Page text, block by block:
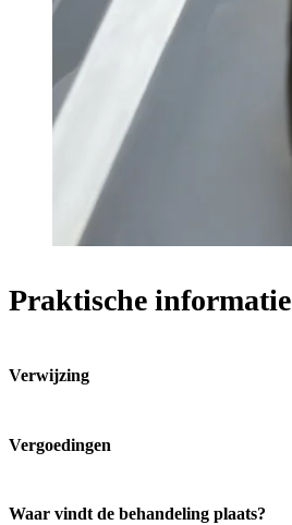
Praktische informatie
Verwijzing
Vergoedingen
Waar vindt de behandeling plaats?